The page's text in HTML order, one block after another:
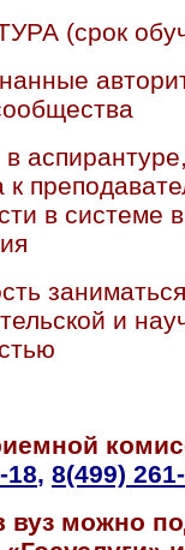
(срок
к
в системе
заниматься
и
18, 8(499)
можно